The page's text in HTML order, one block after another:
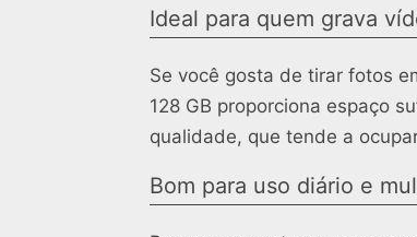
Ideal para quem grava
Se você gosta de tirar fotos
128 GB proporciona espaço
qualidade, que tende a
Bom para uso diário e